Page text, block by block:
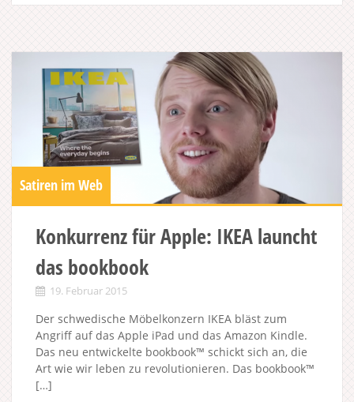
Satiren im Web
Konkurrenz für Apple: IKEA launcht
das bookbook
19. Februar 2015
Der schwedische Möbelkonzern IKEA bläst zum
Angriff auf das Apple iPad und das Amazon Kindle.
Das neu entwickelte bookbook™ schickt sich an, die
Art wie wir leben zu revolutionieren. Das bookbook™
[…]